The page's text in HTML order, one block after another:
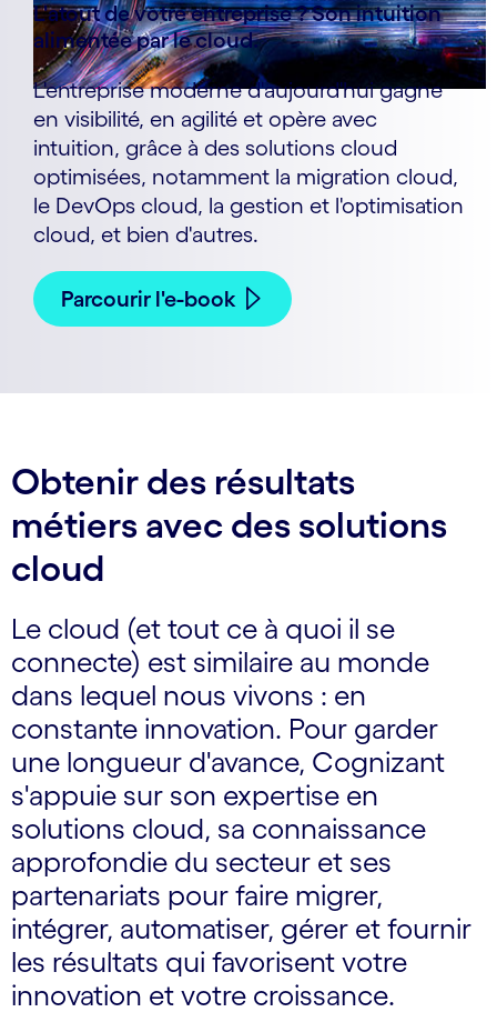
L'atout de votre entreprise ? Son intuition
alimentée par le cloud.
L'entreprise moderne d'aujourd'hui gagne
en visibilité, en agilité et opère avec
intuition, grâce à des solutions cloud
optimisées, notamment la migration cloud,
le DevOps cloud, la gestion et l'optimisation
cloud, et bien d'autres.
Parcourir l'e-book
Obtenir des résultats
métiers avec des solutions
cloud
Le cloud (et tout ce à quoi il se
connecte) est similaire au monde
dans lequel nous vivons : en
constante innovation. Pour garder
une longueur d'avance, Cognizant
s'appuie sur son expertise en
solutions cloud, sa connaissance
approfondie du secteur et ses
partenariats pour faire migrer,
intégrer, automatiser, gérer et fournir
les résultats qui favorisent votre
innovation et votre croissance.